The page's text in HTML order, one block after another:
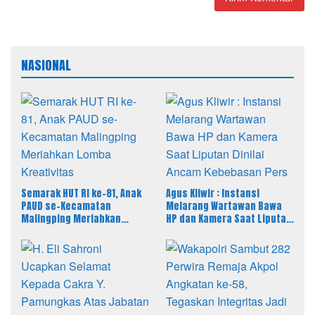
NASIONAL
Semarak HUT RI ke-81, Anak
PAUD se-Kecamatan
Malingping Meriahkan
Agus Kliwir : Instansi
Melarang Wartawan Bawa
HP dan Kamera Saat Liputan
Pers